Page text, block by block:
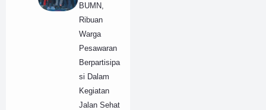
BUMN,
Ribuan
Warga
Pesawaran
Berpartisipa
si Dalam
Kegiatan
Jalan Sehat